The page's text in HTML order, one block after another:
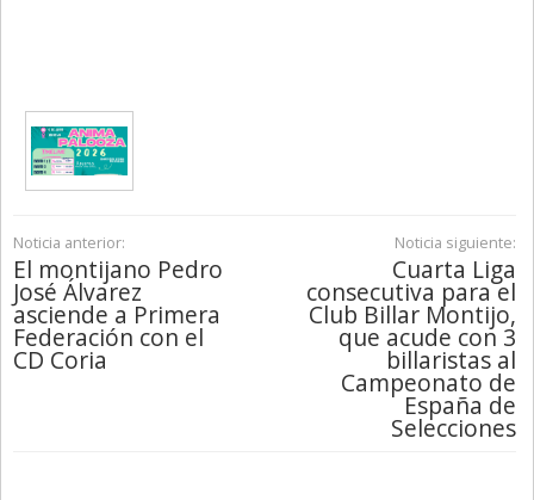
Noticia anterior:
El montijano Pedro
José Álvarez
asciende a Primera
Federación con el
CD Coria
Noticia siguiente:
Cuarta Liga
consecutiva para el
Club Billar Montijo,
que acude con 3
billaristas al
Campeonato de
España de
Selecciones